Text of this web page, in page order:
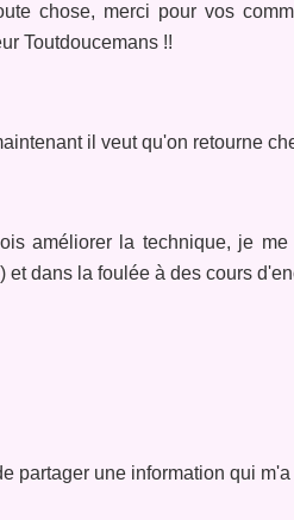
chose, merci pour vos
Toutdoucemans !!
il veut qu'on retourne
améliorer la technique, je
et dans la foulée à des cours
partager une information qui m'a